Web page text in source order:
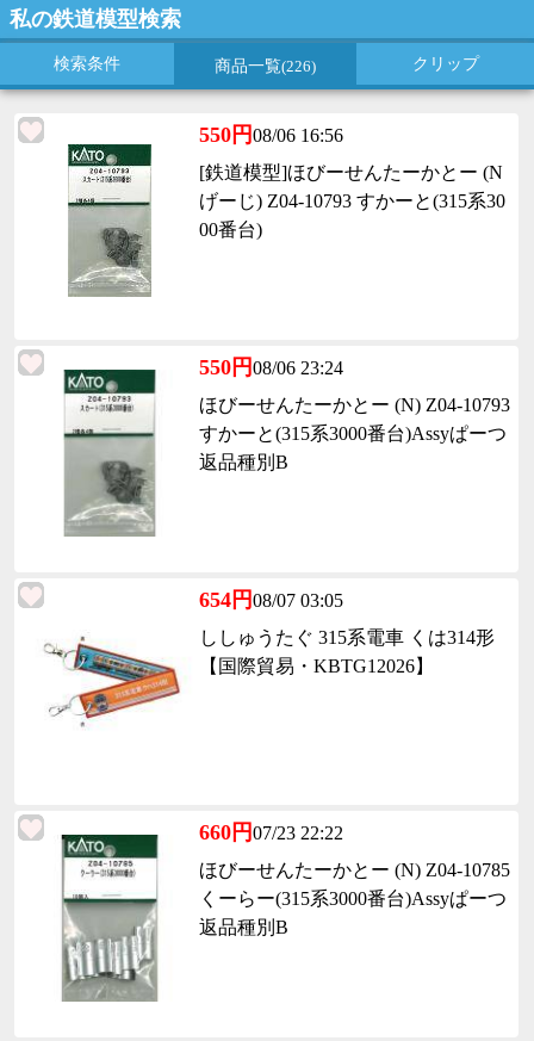
私の鉄道模型検索
検索条件 商品一覧(226) クリップ
550円08/06 16:56
[鉄道模型]ほびーせんたーかとー (N
げーじ) Z04-10793 すかーと(315系30
00番台)
550円08/06 23:24
ほびーせんたーかとー (N) Z04-10793
すかーと(315系3000番台)Assyぱーつ
返品種別B
654円08/07 03:05
ししゅうたぐ 315系電車 くは314形
【国際貿易・KBTG12026】
660円07/23 22:22
ほびーせんたーかとー (N) Z04-10785
くーらー(315系3000番台)Assyぱーつ
返品種別B